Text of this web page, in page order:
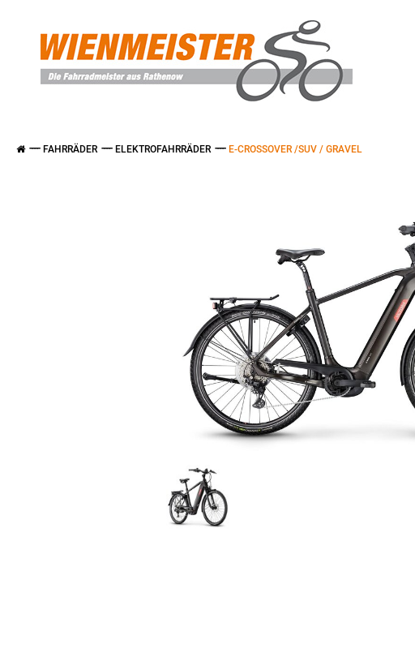
FAHRRÄDER ELEKTROFAHRRÄDER E-CROSSOVER /SUV / GRAVEL